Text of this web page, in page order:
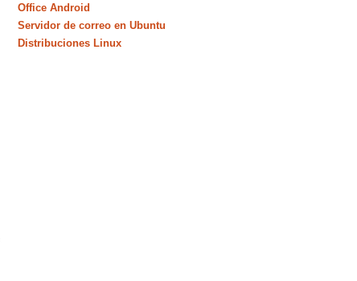
Office Android
Servidor de correo en Ubuntu
Distribuciones Linux